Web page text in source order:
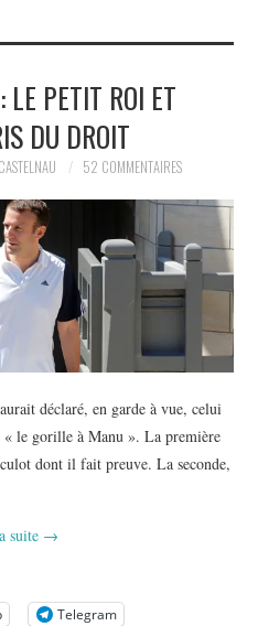
LE PETIT ROI ET
DU DROIT
52 COMMENTAIRES
déclaré, en garde à vue, celui
« le gorille à Manu ». La première
dont il fait preuve. La seconde,
suite →
Telegram